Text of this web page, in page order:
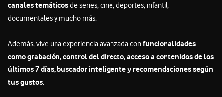
canales temáticosde series, cine, deportes, infantil,
documentales y mucho más.
Además, vive una experiencia avanzada confuncionalidades
como grabación, control del directo, acceso a contenidos de los
últimos 7 días, buscador inteligente y recomendaciones según
tus gustos.